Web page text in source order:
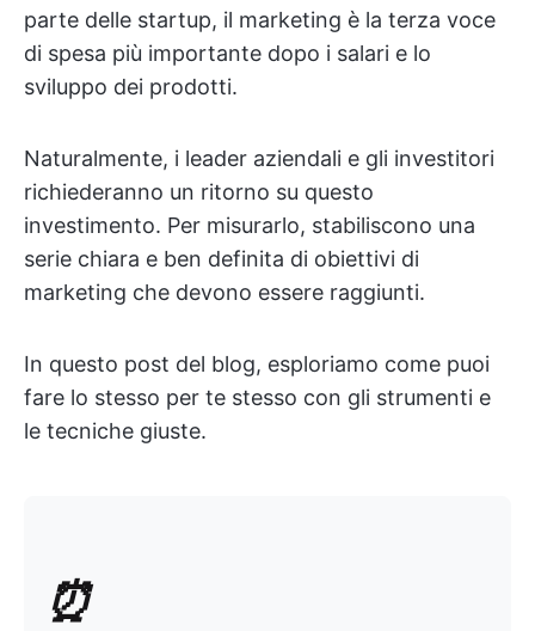
parte delle startup, il marketing è la terza voce
di spesa più importante dopo i salari e lo
sviluppo dei prodotti.
Naturalmente, i leader aziendali e gli investitori
richiederanno un ritorno su questo
investimento. Per misurarlo, stabiliscono una
serie chiara e ben definita di obiettivi di
marketing che devono essere raggiunti.
In questo post del blog, esploriamo come puoi
fare lo stesso per te stesso con gli strumenti e
le tecniche giuste.
⏰